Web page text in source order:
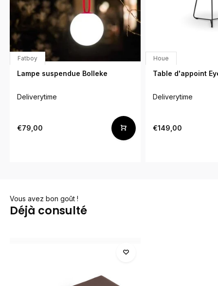
Fatboy
Lampe suspendue Bolleke
Deliverytime
€79,00
Houe
Table d'appoint
Deliverytime
€149,00
Vous avez bon goût !
Déjà consulté